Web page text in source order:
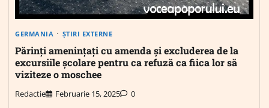
GERMANIA ȘTIRI EXTERNE
Părinți amenințați cu amenda și excluderea de la
excursiile școlare pentru ca refuză ca fiica lor să
viziteze o moschee
Redactie Februarie 15, 2025 0